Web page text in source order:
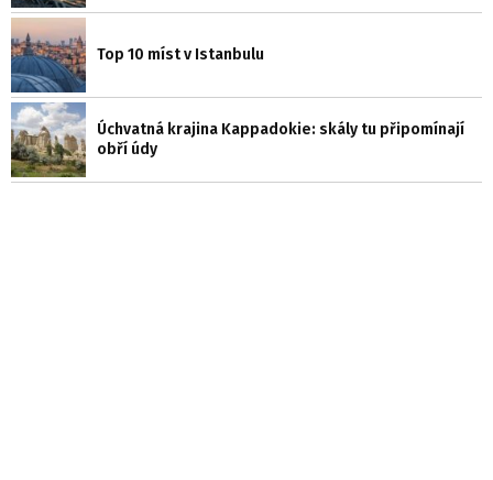
Top 10 míst v Istanbulu
Úchvatná krajina Kappadokie: skály tu připomínají
obří údy